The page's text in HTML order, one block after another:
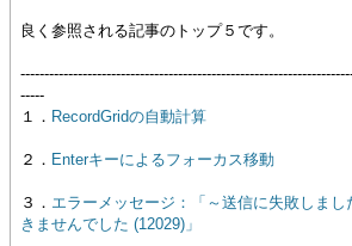
良く参照される記事のトップ５です。
-----
１． RecordGridの自動計算
２． Enterキーによるフォーカス移動
３． エラーメッセージ：「～送信に失敗しま
きませんでした (12029)」